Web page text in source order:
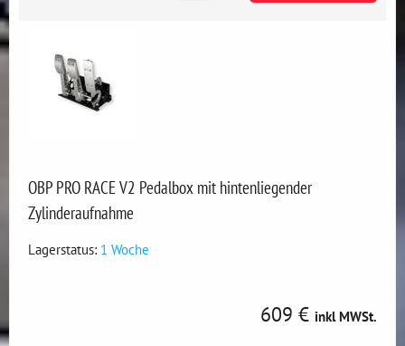
OBP PRO RACE V2 Pedalbox mit hintenliegender
Zylinderaufnahme
Lagerstatus: 1 Woche
609 € inkl MWSt.